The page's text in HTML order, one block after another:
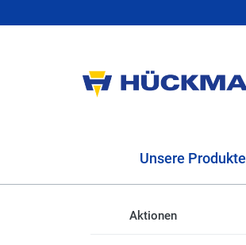
Unsere Produkte
Aktionen